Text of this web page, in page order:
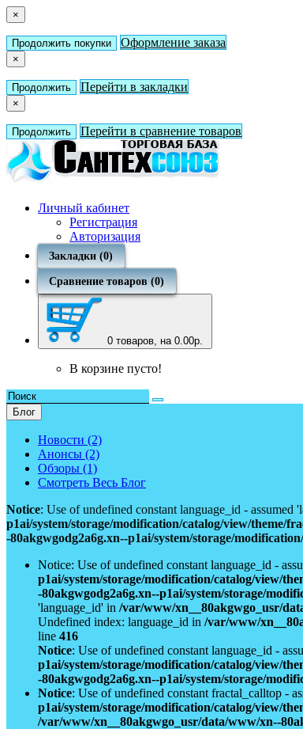
×
Продолжить покупки Оформление заказа
×
Продолжить Перейти в закладки
×
Продолжить Перейти в сравнение товаров
Личный кабинет
Регистрация
Авторизация
Закладки (0)
Сравнение товаров (0)
0 товаров, на 0.00р.
В корзине пусто!
Блог
Новости (2)
Анонсы (2)
Обзоры (1)
Смотреть Весь Блог
Notice: Use of undefined constant language_id - assumed
p1ai/system/storage/modification/catalog/view/theme/
-80akgwgodg2a6g.xn--p1ai/system/storage/
Notice: Use of undefined constant language_id -
p1ai/system/storage/modification/catalog/view/
-80akgwgodg2a6g.xn--p1ai/system/storage/
'language_id' in /var/www/xn__80akgwgo_usr/
Undefined index: language_id in /var/www/
line 416
Notice: Use of undefined constant language_id -
p1ai/system/storage/modification/catalog/view/
-80akgwgodg2a6g.xn--p1ai/system/storage/
Notice: Use of undefined constant fractal_calltop -
p1ai/system/storage/modification/catalog/view/
/var/www/xn__80akgwgo_usr/data/www/xn--